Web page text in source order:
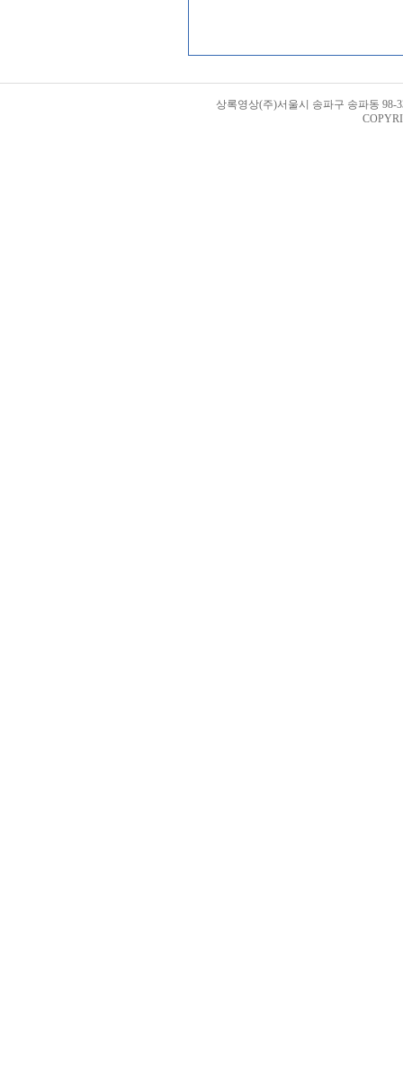
상록영상(주)서울시 송파구 송파동 98-